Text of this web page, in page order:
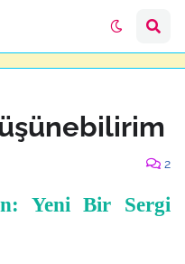
2
Yeni Bir Sergi